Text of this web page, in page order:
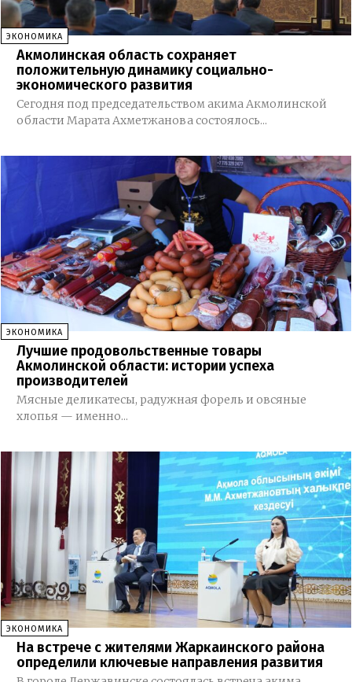
ЭКОНОМИКА
Акмолинская область сохраняет
положительную динамику социально-
экономического развития
Сегодня под председательством акима Акмолинской
области Марата Ахметжанова состоялось...
ЭКОНОМИКА
Лучшие продовольственные товары
Акмолинской области: истории успеха
производителей
Мясные деликатесы, радужная форель и овсяные
хлопья — именно...
ЭКОНОМИКА
На встрече с жителями Жаркаинского района
определили ключевые направления развития